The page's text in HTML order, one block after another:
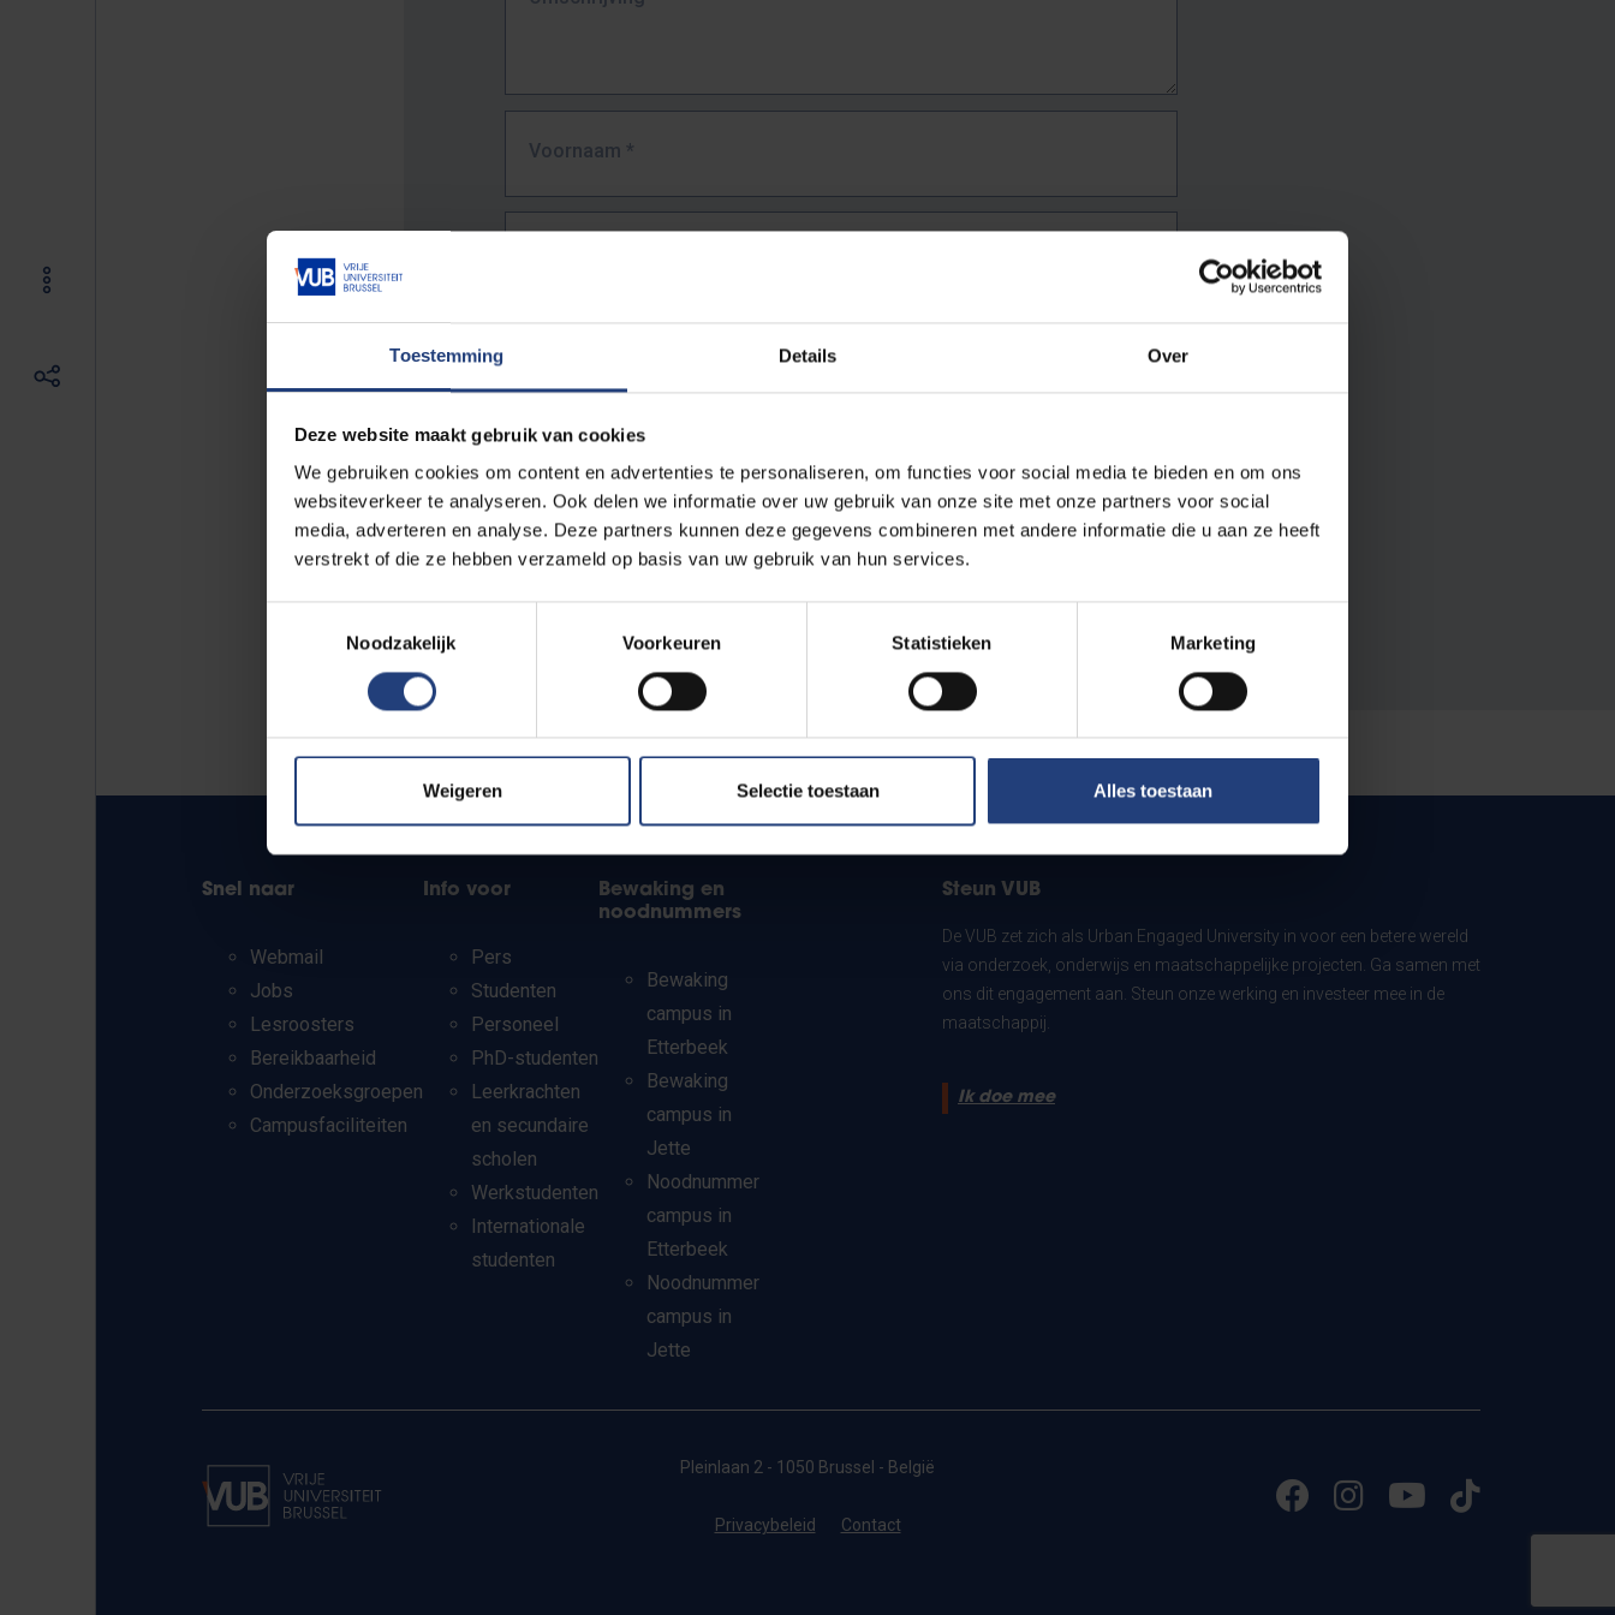
Toestemming Details Over
Deze website maakt gebruik van cookies
We gebruiken cookies om content en advertenties te personaliseren, om functies voor social media te bieden en om ons
websiteverkeer te analyseren. Ook delen we informatie over uw gebruik van onze site met onze partners voor social
media, adverteren en analyse. Deze partners kunnen deze gegevens combineren met andere informatie die u aan ze heeft
verstrekt of die ze hebben verzameld op basis van uw gebruik van hun services.
Noodzakelijk
Voorkeuren Statistieken Marketing
Weigeren Selectie toestaan Alles toestaan
Voornaam *
URL*
De volledige URL van de pagina waar je de fout zag.
Bv. https://www.vub.be/nl/studeren-aan-de-vub/alle-opleidingen
Snel naar
Webmail
Jobs
Lesroosters
Bereikbaarheid
Onderzoeksgroepen
Campusfaciliteiten
Info voor
Pers
Studenten
Personeel
PhD-studenten
Leerkrachten
en secundaire
scholen
Werkstudenten
Internationale
studenten
Bewaking en
noodnummers
Bewaking
campus in
Etterbeek
Bewaking
campus in
Jette
Noodnummer
campus in
Etterbeek
Noodnummer
campus in
Jette
Steun VUB
De VUB zet zich als Urban Engaged University in voor een betere wereld
via onderzoek, onderwijs en maatschappelijke projecten. Ga samen met
ons dit engagement aan. Steun onze werking en investeer mee in de
maatschappij.
Ik doe mee
Pleinlaan 2 - 1050 Brussel - België
Privacybeleid Contact